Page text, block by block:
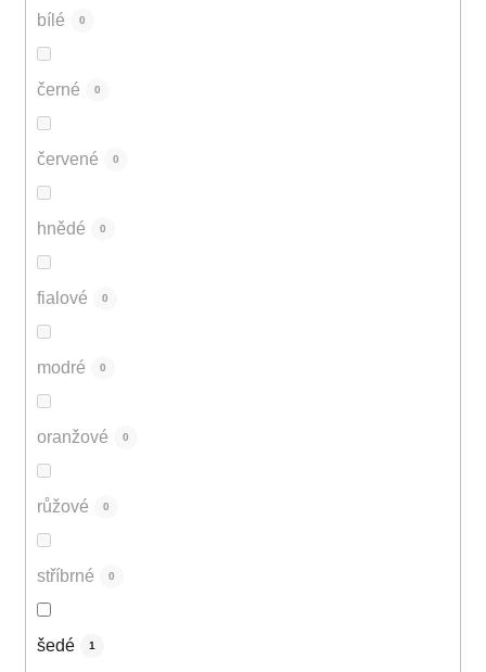
bílé 0
černé 0
červené 0
hnědé 0
fialové 0
modré 0
oranžové 0
růžové 0
stříbrné 0
šedé 1